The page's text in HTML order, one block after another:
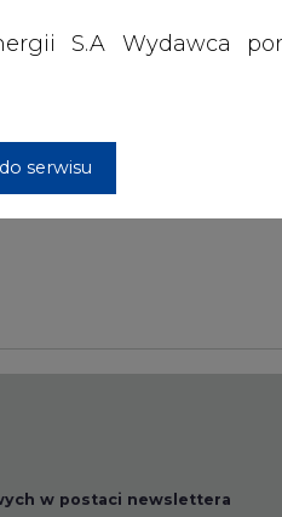
w postaci newslettera